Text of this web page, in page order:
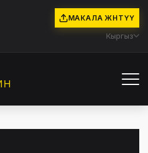
МАКАЛА ЖӨНӨТҮҮ
Кыргыз